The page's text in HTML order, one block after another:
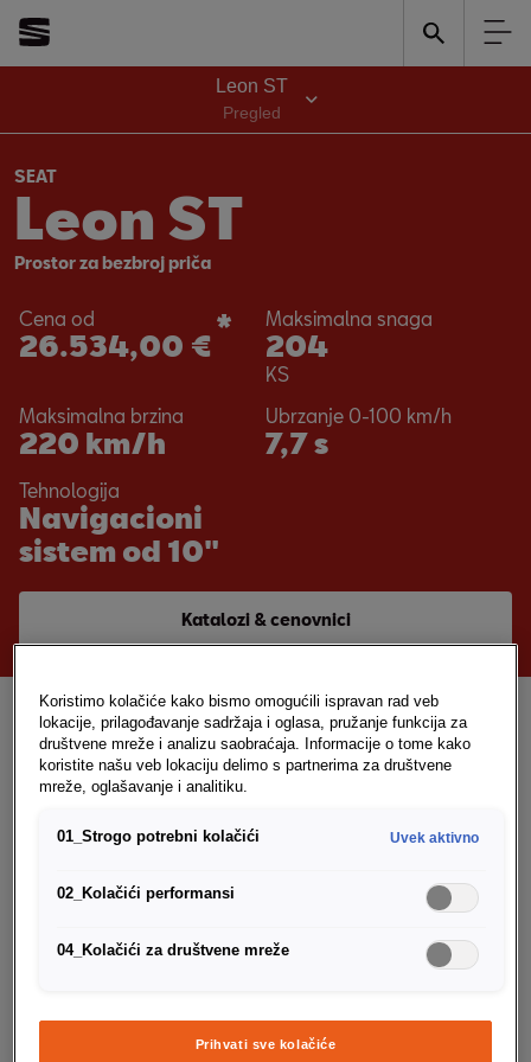
Leon ST
Pregled
Godine garancije*
na svim modelima
SEAT
Leon ST
Prostor za bezbroj priča
Cena od
26.534,00 €
* Maksimalna snaga
204
KS
Maksimalna brzina
220 km/h
Ubrzanje 0-100 km/h
7,7 s
Tehnologija
Navigacioni
sistem od 10"
Katalozi & cenovnici
Odaberite svoj
SEAT Leon ST
Baš onako kako vi volite
1/2
Koristimo kolačiće kako bismo omogućili ispravan rad veb
lokacije, prilagođavanje sadržaja i oglasa, pružanje funkcija za
društvene mreže i analizu saobraćaja. Informacije o tome kako
koristite našu veb lokaciju delimo s partnerima za društvene
mreže, oglašavanje i analitiku.
01_Strogo potrebni kolačići Uvek aktivno
02_Kolačići performansi
04_Kolačići za društvene mreže
Prihvati sve kolačiće